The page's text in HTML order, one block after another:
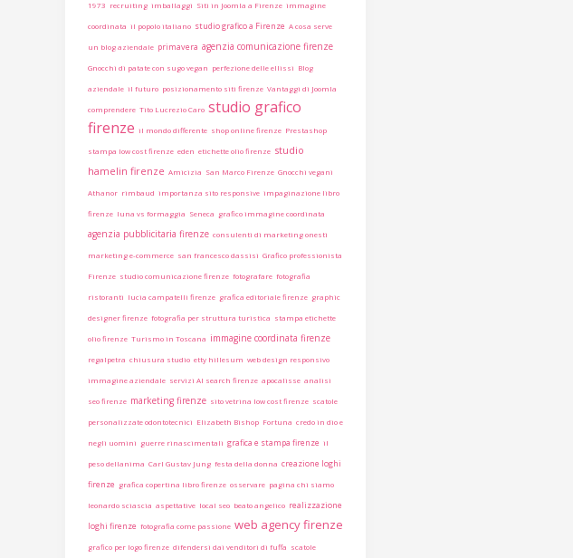
1973 recruiting imballaggi Siti in Joomla a Firenze immagine
coordinata il popolo italiano studio grafico a Firenze A cosa serve
un blog aziendale primavera agenzia comunicazione firenze
Gnocchi di patate con sugo vegan perfezione delle ellissi Blog
aziendale il futuro posizionamento siti firenze Vantaggi di Joomla
comprendere Tito Lucrezio Caro studio grafico
firenze il mondo differente shop online firenze Prestashop
stampa low cost firenze eden etichette olio firenze studio
hamelin firenze Amicizia San Marco Firenze Gnocchi vegani
Athanor rimbaud importanza sito responsive impaginazione libro
firenze luna vs formaggia Seneca grafico immagine coordinata
agenzia pubblicitaria firenze consulenti di marketing onesti
marketing e-commerce san francesco dassisi Grafico professionista
Firenze studio comunicazione firenze fotografare fotografia
ristoranti lucia campatelli firenze grafica editoriale firenze graphic
designer firenze fotografia per struttura turistica stampa etichette
olio firenze Turismo in Toscana immagine coordinata firenze
regalpetra chiusura studio etty hillesum web design responsivo
immagine aziendale servizi AI search firenze apocalisse analisi
seo firenze marketing firenze sito vetrina low cost firenze scatole
personalizzate odontotecnici Elizabeth Bishop Fortuna credo in dio e
negli uomini guerre rinascimentali grafica e stampa firenze il
peso dellanima Carl Gustav Jung festa della donna creazione loghi
firenze grafica copertina libro firenze osservare pagina chi siamo
leonardo sciascia aspettative local seo beato angelico realizzazione
loghi firenze fotografia come passione web agency firenze
grafico per logo firenze difendersi dai venditori di fuffa scatole